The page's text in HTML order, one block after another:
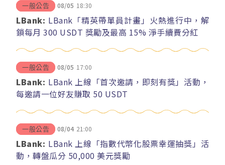
一般公告 08/05 18:30
LBank: LBank「精英帶單員計畫」火熱進行中，解
鎖每月 300 USDT 獎勵及最高 15% 淨手續費分紅
一般公告 08/05 17:00
LBank: LBank 上線「首次邀請，即刻有獎」活動，
每邀請一位好友賺取 50 USDT
一般公告 08/04 21:00
LBank: LBank 上線「指數代幣化股票幸運抽獎」活
動，轉盤瓜分 50,000 美元獎勵